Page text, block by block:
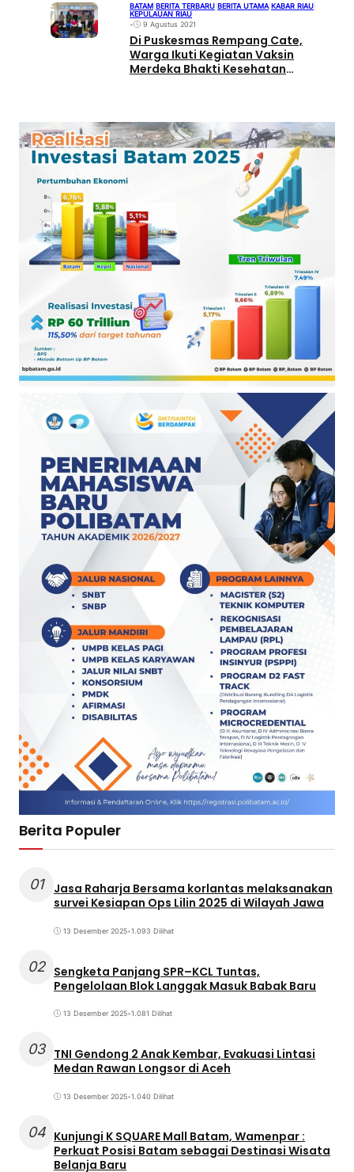
BATAM BERITA TERBARU BERITA UTAMA KABAR RIAU
KEPULAUAN RIAU
•
9 Agustus 2021
Di Puskesmas Rempang Cate,
Warga Ikuti Kegiatan Vaksin
Merdeka Bhakti Kesehatan
Berita Populer
01
Jasa Raharja Bersama korlantas melaksanakan
survei Kesiapan Ops Lilin 2025 di Wilayah Jawa
13 Desember 2025•1.093 Dilihat
02 Sengketa Panjang SPR–KCL Tuntas,
Pengelolaan Blok Langgak Masuk Babak Baru
13 Desember 2025•1.081 Dilihat
03 TNI Gendong 2 Anak Kembar, Evakuasi Lintasi
Medan Rawan Longsor di Aceh
13 Desember 2025•1.040 Dilihat
04 Kunjungi K SQUARE Mall Batam, Wamenpar :
Perkuat Posisi Batam sebagai Destinasi Wisata
Belanja Baru